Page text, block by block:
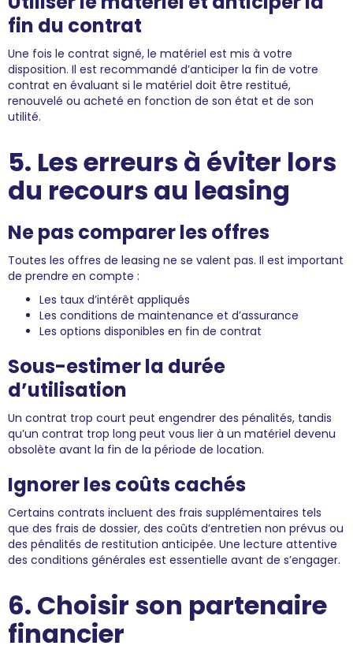
fin du contrat
Une fois le contrat signé, le matériel est mis à votre
disposition. Il est recommandé d’anticiper la fin de votre
contrat en évaluant si le matériel doit être restitué,
renouvelé ou acheté en fonction de son état et de son
utilité.
5. Les erreurs à éviter lors
du recours au leasing
Ne pas comparer les offres
Toutes les offres de leasing ne se valent pas. Il est important
de prendre en compte :
Les taux d’intérêt appliqués
Les conditions de maintenance et d’assurance
Les options disponibles en fin de contrat
Sous-estimer la durée
d’utilisation
Un contrat trop court peut engendrer des pénalités, tandis
qu’un contrat trop long peut vous lier à un matériel devenu
obsolète avant la fin de la période de location.
Ignorer les coûts cachés
Certains contrats incluent des frais supplémentaires tels
que des frais de dossier, des coûts d’entretien non prévus ou
des pénalités de restitution anticipée. Une lecture attentive
des conditions générales est essentielle avant de s’engager.
6. Choisir son partenaire
financier